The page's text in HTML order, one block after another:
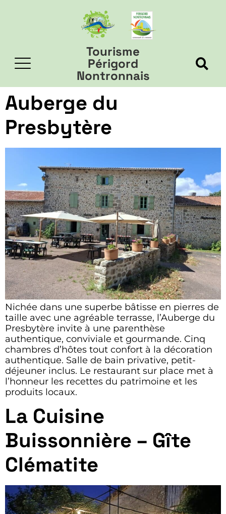
Tourisme
Périgord
Nontronnais
Auberge du
Presbytère
Nichée dans une superbe bâtisse en pierres de
taille avec une agréable terrasse, l’Auberge du
Presbytère invite à une parenthèse
authentique, conviviale et gourmande. Cinq
chambres d’hôtes tout confort à la décoration
authentique. Salle de bain privative, petit-
déjeuner inclus. Le restaurant sur place met à
l’honneur les recettes du patrimoine et les
produits locaux.
La Cuisine
Buissonnière – Gîte
Clématite